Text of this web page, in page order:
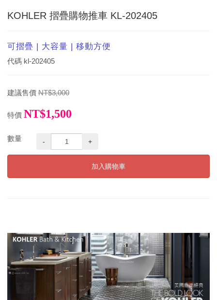
KOHLER 摺疊購物推車 KL-202405
可摺疊 | 大容量 | 移動方便
代碼 kl-202405
建議售價 NT$3,000
特價 NT$1,500
數量 - +
加入購物車